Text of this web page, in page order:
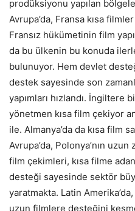
prodüksiyonu yapılan
Avrupa’da, Fransa kısa
Fransız hükümetinin film
da bu ülkenin bu konuda
bulunuyor. Hem devlet
destek sayesinde son
yapımları hızlandı. İngiltere
yönetmen kısa film çekiyor
ile. Almanya’da da kısa film
Avrupa’da, Polonya’nın
film çekimleri, kısa filme
desteği sayesinde sektör
yaratmakta. Latin
uzun filmlere desteğini